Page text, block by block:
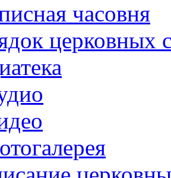
часовня
церковных